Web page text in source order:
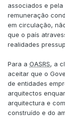
associados e
remuneração
em circulação,
que o país
realidades
Para a OASRS, a
aceitar que o
de entidades
arquitectos
arquitectura e
construído e do